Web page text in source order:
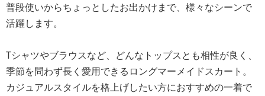
普段使いからちょっとしたお出かけまで、様々なシーンで
活躍します。
Tシャツやブラウスなど、どんなトップスとも相性が良く、
季節を問わず長く愛用できるロングマーメイドスカート。
カジュアルスタイルを格上げしたい方におすすめの一着で